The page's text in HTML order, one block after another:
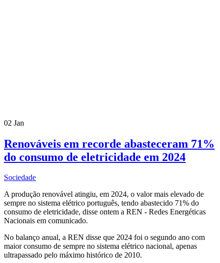
02 Jan
Renováveis em recorde abasteceram 71%
do consumo de eletricidade em 2024
Sociedade
A produção renovável atingiu, em 2024, o valor mais elevado de
sempre no sistema elétrico português, tendo abastecido 71% do
consumo de eletricidade, disse ontem a REN - Redes Energéticas
Nacionais em comunicado.
No balanço anual, a REN disse que 2024 foi o segundo ano com
maior consumo de sempre no sistema elétrico nacional, apenas
ultrapassado pelo máximo histórico de 2010.